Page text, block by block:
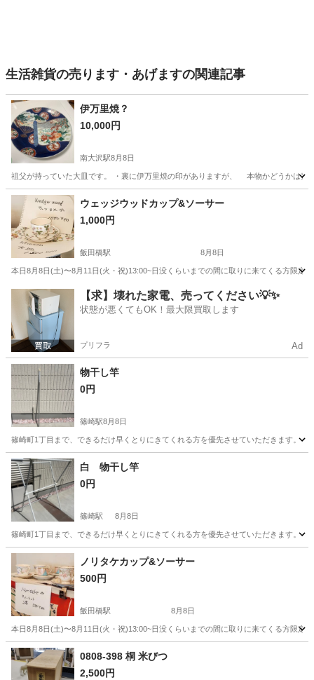
生活雑貨の売ります・あげますの関連記事
伊万里焼？
10,000円
南大沢駅8月8日
祖父が持っていた大皿です。 ・裏に伊万里焼の印がありますが、 本物かどうかは
東京 八王子市 南大沢駅 食器
ウェッジウッドカップ&ソーサー
1,000円
飯田橋駅 8月8日
本日8月8日(土)〜8月11日(火・祝)13:00~日没くらいまでの間に取りに来てくる方限
東京 新宿区 飯田橋駅 食器 ココット
【求】壊れた家電、売ってください💡✨
状態が悪くてもOK！最大限買取します
プリフラ Ad
物干し竿
0円
篠崎駅8月8日
篠崎町1丁目まで、できるだけ早くとりにきてくれる方を優先させていただきます。 よ
東京 江戸川区 篠崎駅 洗濯用品
白 物干し竿
0円
篠崎駅 8月8日
篠崎町1丁目まで、できるだけ早くとりにきてくれる方を優先させていただきます。 よ
東京 江戸川区 篠崎駅 洗濯用品
ノリタケカップ&ソーサー
500円
飯田橋駅 8月8日
本日8月8日(土)〜8月11日(火・祝)13:00~日没くらいまでの間に取りに来てくる方限
東京 新宿区 食器
0808-398 桐 米びつ
2,500円